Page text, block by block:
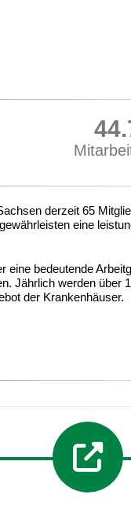
derzeit 65
eine
bedeutende
Jährlich werden über
der Krankenhäuser.